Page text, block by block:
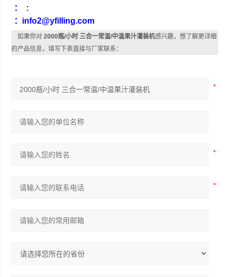
： :
：info2@yfilling.com
如果你对2000瓶/小时 三合一常温/中温果汁灌装机感兴趣，想了解更详细
的产品信息，填写下表直接与厂家联系：